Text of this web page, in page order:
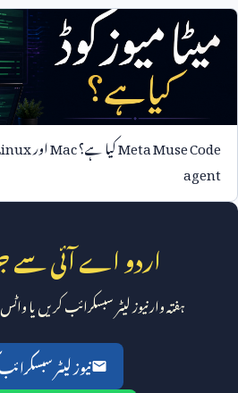
Meta Muse Codeکیا ہے؟Macاور
agent
اردو اے آئی
ہفتہ وار نیوز لیٹر سبسکرائب کریں یا
نیوز لیٹر